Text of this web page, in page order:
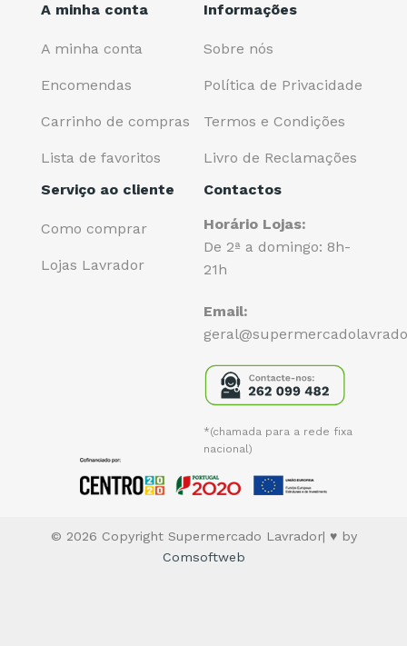
A minha conta
A minha conta
Encomendas
Carrinho de compras
Lista de favoritos
Informações
Sobre nós
Política de Privacidade
Termos e Condições
Livro de Reclamações
Serviço ao cliente
Como comprar
Lojas Lavrador
Contactos
Horário Lojas:
De 2ª a domingo: 8h-
21h
Email:
*(chamada para a rede fixa
nacional)
© 2026 Copyright Supermercado Lavrador| ♥ by
Comsoftweb